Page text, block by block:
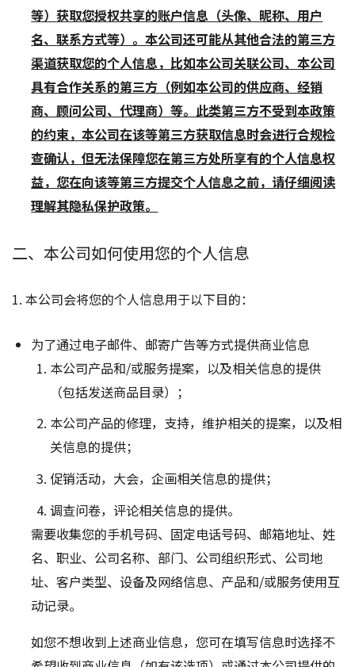
等）获取您授权共享的账户信息（头像、昵称、用户
名、联系方式等）。本公司还可能从其他合法的第三方
渠道获取您的个人信息，比如本公司关联公司、本公司
具有合作关系的第三方（例如本公司的供应商、经销
商、顾问公司、代理商）等。此类第三方不受到本政策
的约束，本公司在该等第三方获取信息时会进行合规检
查确认，但无法保障您在第三方处所享有的个人信息权
益，您在向该等第三方提交个人信息之前，请仔细阅读
理解其隐私保护政策。
二、本公司如何使用您的个人信息
1. 本公司会将您的个人信息用于以下目的：
为了通过电子邮件、邮寄广告等方式提供商业信息
本公司产品和/或服务提案，以及相关信息的提供
（包括发送商品目录）；
本公司产品的修理，支持，维护相关的提案，以及相
关信息的提供；
促销活动，大会，企画相关信息的提供；
调查问卷，评论相关信息的提供。
需要收集您的手机号码、固定电话号码、邮箱地址、姓
名、职业、公司名称、部门、公司组织形式、公司地
址、客户类型、设备及网络信息、产品和/或服务使用互
动记录。
如您不想收到上述商业信息，您可在填写信息时选择不